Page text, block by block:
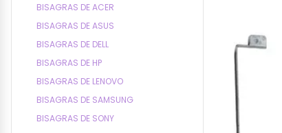
BISAGRAS DE ACER
BISAGRAS DE ASUS
BISAGRAS DE DELL
BISAGRAS DE HP
BISAGRAS DE LENOVO
BISAGRAS DE SAMSUNG
BISAGRAS DE SONY